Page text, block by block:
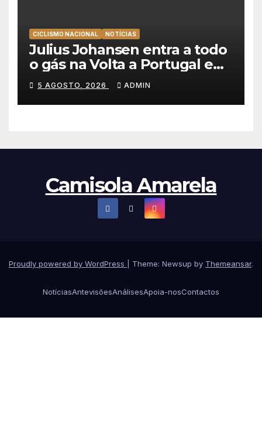
CICLISMO NACIONAL NOTÍCIAS
Julius Johansen entra a todo
o gás na Volta a Portugal e
lidera dobradinha da UAE
Team Emirates em Lisboa
5 AGOSTO, 2026 ADMIN
Camisola Amarela
Proudly powered by WordPress Theme: Newsup by Themeansar.
NotíciasAntevisõesAnálisesApoia-nosContactos